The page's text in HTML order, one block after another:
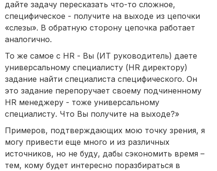
дайте задачу пересказать что-то сложное,
специфическое - получите на выходе из цепочки
«слезы». В обратную сторону цепочка работает
аналогично.
То же самое с HR - Вы (ИТ руководитель) даете
универсальному специалисту (HR директору)
задание найти специалиста специфического. Он
это задание перепоручает своему подчиненному
HR менеджеру - тоже универсальному
специалисту. Что Вы получите на выходе?»
Примеров, подтверждающих мою точку зрения, я
могу привести еще много и из различных
источников, но не буду, дабы сэкономить время –
тем, кому будет интересно поразбираться в